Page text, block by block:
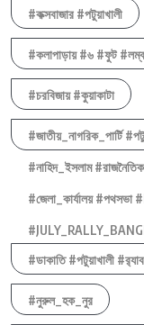
#কক্সবাজার #পটুয়াখালী
#কলাপাড়ায় #৬ #ফুট
#চরবিজায় #কুয়াকাটা
#জাতীয়_নাগরিক_পার্টি
#নাহিদ_ইসলাম
#জেলা_কার্যালয়
#ডাকাতি #পটুয়াখালী
#নুরুল_হক_নুর